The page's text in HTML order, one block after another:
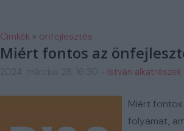
FM AUTOSZERIZ GALERIA
Címkék » önfejlesztés
Miért fontos az
István alkatrészek
Miért
folyamat,